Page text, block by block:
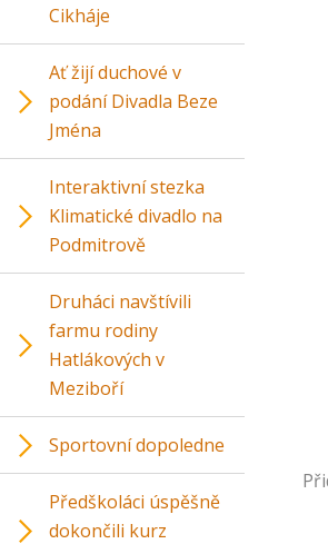
Cikháje
Ať žijí duchové v
podání Divadla Beze
Jména
Interaktivní stezka
Klimatické divadlo na
Podmitrově
Druháci navštívili
farmu rodiny
Hatlákových v
Meziboří
Sportovní dopoledne
Předškoláci úspěšně
dokončili kurz